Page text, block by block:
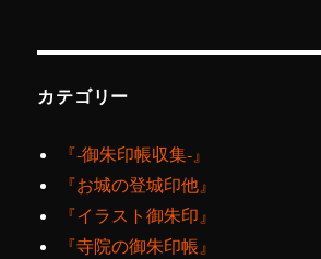
カテゴリー
『‐御朱印帳収集‐』
『お城の登城印他』
『イラスト御朱印』
『寺院の御朱印帳』